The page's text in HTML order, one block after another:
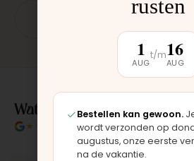
Wat klanten over ons zeggen
★★★★★ 4.9/5 klantbeoordeling
rusten
1
AUG
t/m16
AUG
Bestellen kan gewoon.
wordt verzonden op
augustus, onze eerste
na de vakantie.